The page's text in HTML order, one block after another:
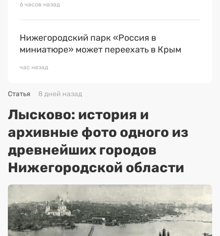
6 часов назад
Нижегородский парк «Россия в
миниатюре» может переехать в Крым
час назад
Статья 8 дней назад
Лысково: история и
архивные фото одного из
древнейших городов
Нижегородской области